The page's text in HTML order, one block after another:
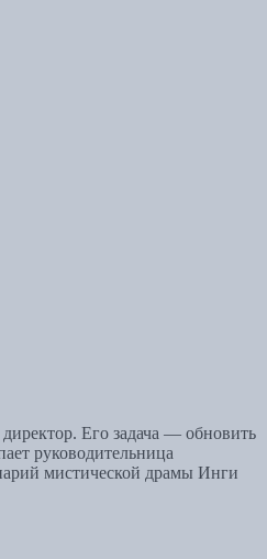
Его задача — обновить
руководительница
мистической драмы Инги